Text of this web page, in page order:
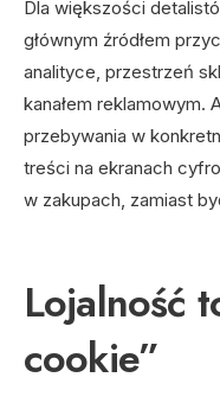
Dla większości
głównym źródłem
analityce, przestrzeń
kanałem reklamowym.
przebywania w
treści na ekranach
w zakupach, zamiast
Lojalność
cookie”